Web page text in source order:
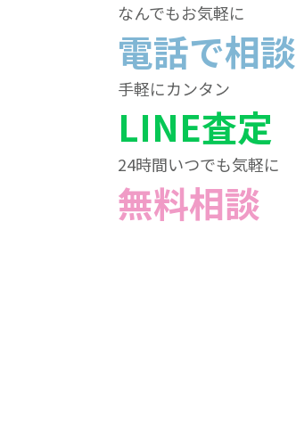
なんでもお気軽に
電話で相談
手軽にカンタン
LINE査定
24時間いつでも気軽に
無料相談